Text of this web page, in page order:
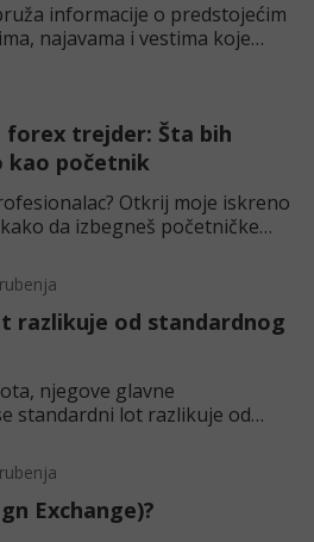
informacije o predstojećim
najavama i vestima koje
trejder: Šta bih
kao početnik
Otkrij moje iskreno
da izbegneš početničke
razlikuje od standardnog
njegove glavne
standardni lot razlikuje od
Exchange)?